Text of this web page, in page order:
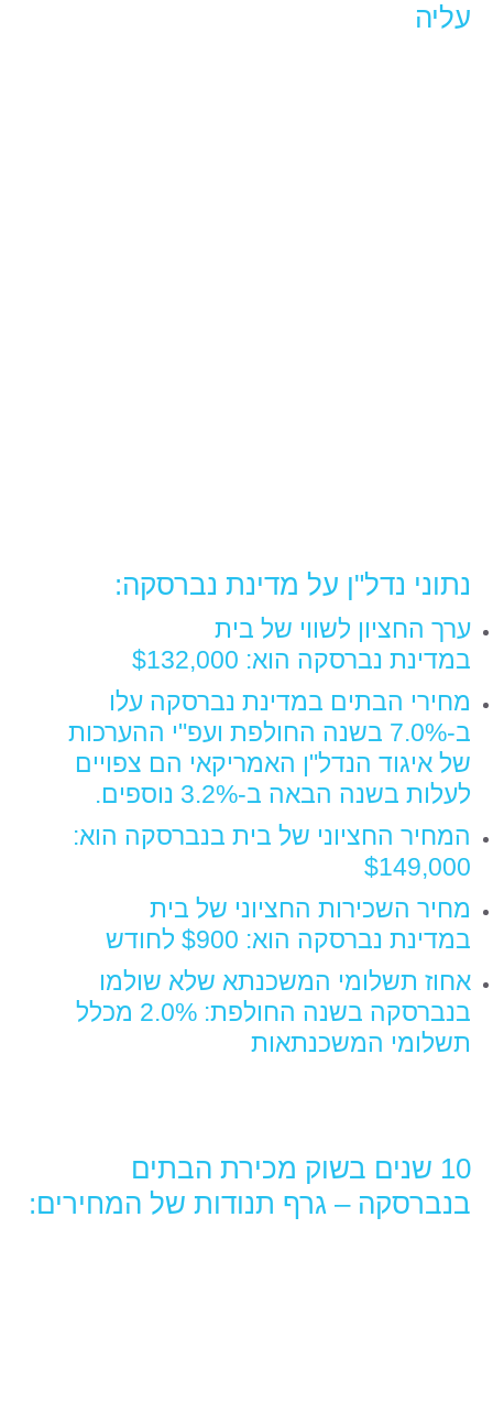
עליה
נתוני נדל"ן על מדינת נברסקה:
ערך החציון לשווי של בית
במדינת נברסקה הוא: $132,000
מחירי הבתים במדינת נברסקה עלו
ב-7.0% בשנה החולפת ועפ"י ההערכות
של איגוד הנדל"ן האמריקאי הם צפויים
לעלות בשנה הבאה ב-3.2% נוספים.
המחיר החציוני של בית בנברסקה הוא:
$149,000
מחיר השכירות החציוני של בית
במדינת נברסקה הוא: $900 לחודש
אחוז תשלומי המשכנתא שלא שולמו
בנברסקה בשנה החולפת: 2.0% מכלל
תשלומי המשכנתאות
10 שנים בשוק מכירת הבתים
בנברסקה – גרף תנודות של המחירים: